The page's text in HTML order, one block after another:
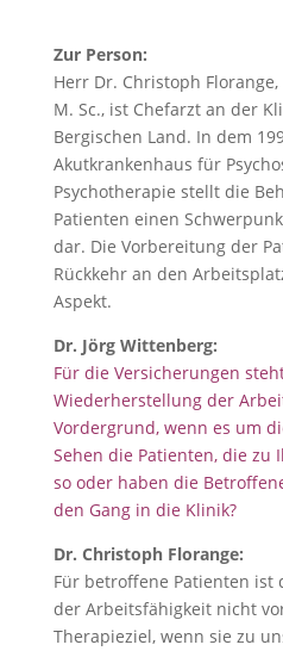
Zur Person:
Herr Dr. Christoph Florange,
M. Sc., ist Chefarzt an der
Bergischen Land. In dem
Akutkrankenhaus für
Psychotherapie stellt die
Patienten einen
dar. Die Vorbereitung der
Rückkehr an den
Aspekt.
Dr. Jörg Wittenberg:
Für die Versicherungen
Wiederherstellung der
Vordergrund, wenn es um
Sehen die Patienten, die zu
so oder haben die
den Gang in die Klinik?
Dr. Christoph Florange:
Für betroffene Patienten ist
der Arbeitsfähigkeit nicht
Therapieziel, wenn sie zu